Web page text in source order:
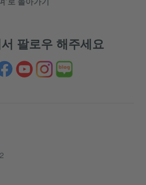
팔로우 해주세요